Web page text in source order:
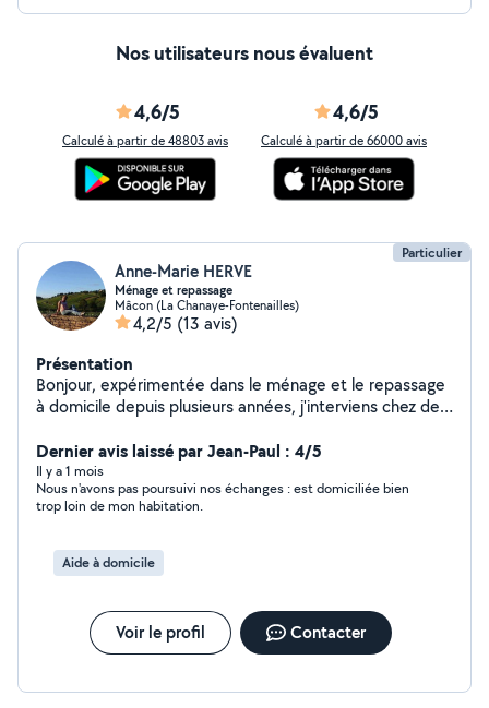
Nos utilisateurs nous évaluent
4,6/5
Calculé à partir de 48803 avis
4,6/5
Calculé à partir de 66000 avis
Particulier
Anne-Marie HERVE
Ménage et repassage
Mâcon (La Chanaye-Fontenailles)
4,2/5 (13 avis)
Présentation
Bonjour, expérimentée dans le ménage et le repassage
à domicile depuis plusieurs années, j'interviens chez des
ponctuelles. Sérieuse, discrète et autonome, je suis
véhiculée et peux me déplacer autour de Mâcon.
J'accepte les paiements CESU et CESU+. Je privilégie
les prestations régulières, chaque semaine ou tous les
travail demandé.
Dernier avis laissé par Jean-Paul : 4/5
Il y a 1 mois
Nous n'avons pas poursuivi nos échanges : est domiciliée bien
trop loin de mon habitation.
Aide à domicile
Voir le profil Contacter